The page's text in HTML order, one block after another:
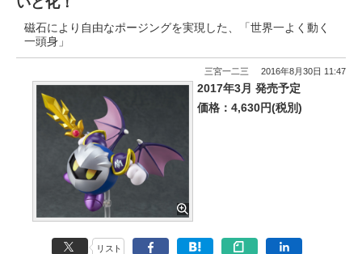
磁石により自由なポージングを実現した、「世界一よく動く
一頭身」
三宮一二三 2016年8月30日 11:47
2017年3月 発売予定
価格：4,630円(税別)
リスト